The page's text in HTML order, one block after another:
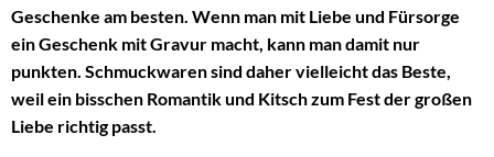
Geschenke am besten. Wenn man mit Liebe und Fürsorge
ein Geschenk mit Gravur macht, kann man damit nur
punkten. Schmuckwaren sind daher vielleicht das Beste,
weil ein bisschen Romantik und Kitsch zum Fest der großen
Liebe richtig passt.